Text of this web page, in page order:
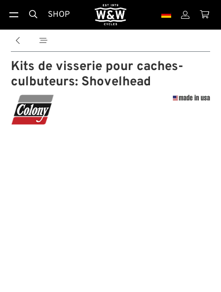
 SHOP  
 
Kits de visserie pour caches-
culbuteurs: Shovelhead